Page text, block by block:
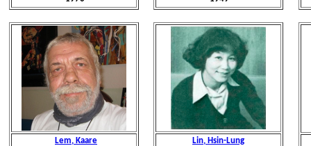
Lem, Kaare
Lin, Hsin-Lung